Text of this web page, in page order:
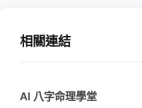
相關連結
AI 八字命理學堂